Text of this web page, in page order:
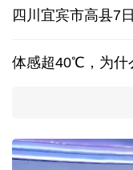
四川宜宾市高县7
体感超40℃，为什
服务实体经济 财
31省份上半年外